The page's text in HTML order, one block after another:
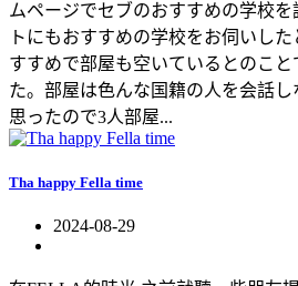
ムページでセブのおすすめの学校
トにもおすすめの学校をお伺いした
すすめで部屋も空いているとのこ
た。部屋は色んな国籍の人を会話
思ったので3人部屋...
Tha happy Fella time
2024-08-29